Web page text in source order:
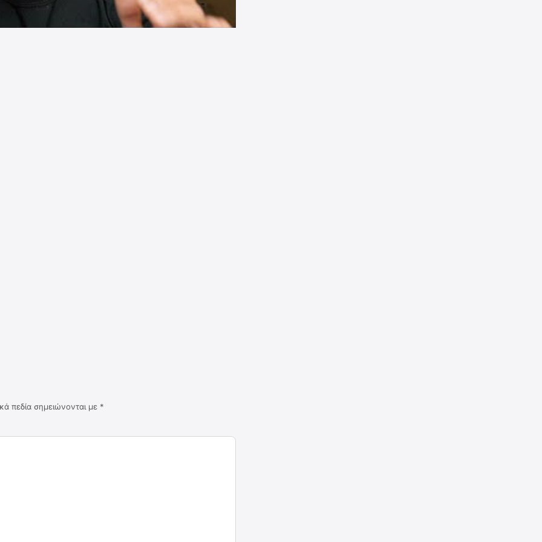
πεδία σημειώνονται με *